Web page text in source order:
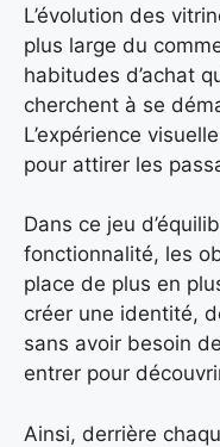
L’évolution des
plus large du
habitudes d’achat
cherchent à se
L’expérience
pour attirer les
Dans ce jeu
fonctionnalité, les
place de plus en
créer une identité,
sans avoir besoin
entrer pour
Ainsi, derrière